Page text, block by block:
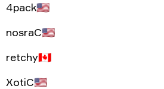
4pack🇺🇸
nosraC🇺🇸
retchy🇨🇦
XotiC🇺🇸